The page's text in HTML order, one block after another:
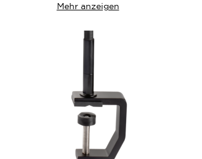
Mehr anzeigen